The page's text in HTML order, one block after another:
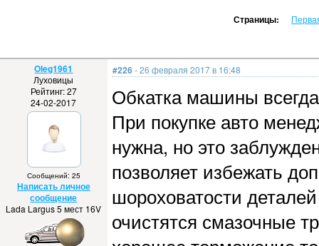
Страницы:
Oleg1961
Луховицы
Рейтинг: 27
24-02-2017
Сообщений: 25
Написать личное
сообщение
Lada Largus 5 мест 16V
#226- 26 февраля 2017 в 16:48
Обкатка машины
При покупке авто
нужна, но это
позволяет избежать
шороховатости
очистятся смазочные